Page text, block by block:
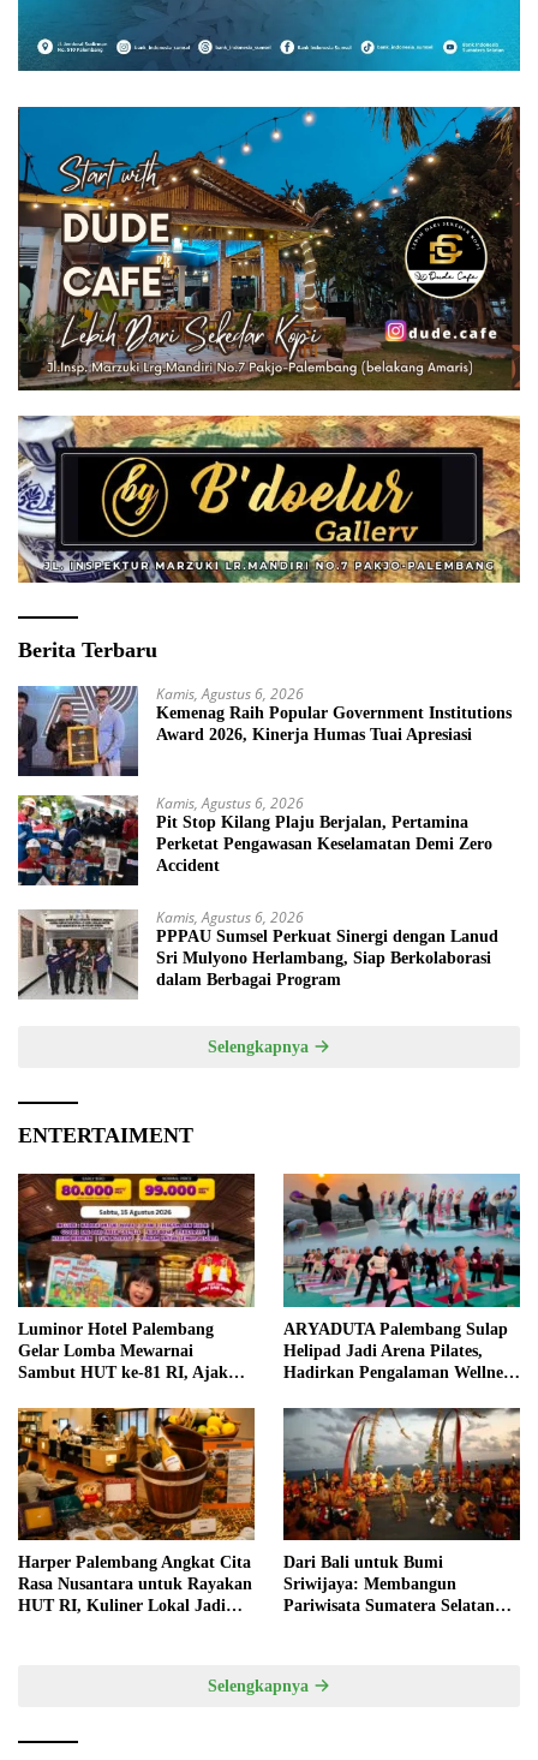
Berita Terbaru
Kamis, Agustus 6, 2026
Kemenag Raih Popular Government Institutions
Award 2026, Kinerja Humas Tuai Apresiasi
Kamis, Agustus 6, 2026
Pit Stop Kilang Plaju Berjalan, Pertamina
Perketat Pengawasan Keselamatan Demi Zero
Accident
Kamis, Agustus 6, 2026
PPPAU Sumsel Perkuat Sinergi dengan Lanud
Sri Mulyono Herlambang, Siap Berkolaborasi
dalam Berbagai Program
Selengkapnya
ENTERTAIMENT
Luminor Hotel Palembang
Gelar Lomba Mewarnai
Sambut HUT ke-81 RI, Ajak
ARYADUTA Palembang Sulap
Helipad Jadi Arena Pilates,
Hadirkan Pengalaman Wellness
Harper Palembang Angkat Cita
Rasa Nusantara untuk Rayakan
HUT RI, Kuliner Lokal Jadi
Dari Bali untuk Bumi
Sriwijaya: Membangun
Pariwisata Sumatera Selatan
Selengkapnya